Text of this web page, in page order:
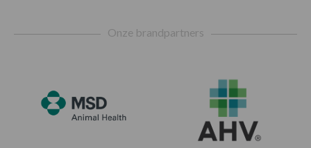
Onze brandpartners